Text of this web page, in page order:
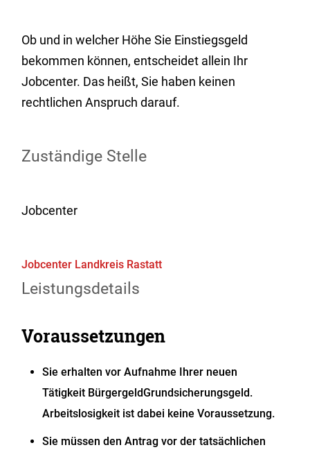
Ob und in welcher Höhe Sie Einstiegsgeld
bekommen können, entscheidet allein Ihr
Jobcenter. Das heißt, Sie haben keinen
rechtlichen Anspruch darauf.
Zuständige Stelle
Jobcenter
Jobcenter Landkreis Rastatt
Leistungsdetails
Voraussetzungen
Sie erhalten vor Aufnahme Ihrer neuen
Tätigkeit BürgergeldGrundsicherungsgeld.
Arbeitslosigkeit ist dabei keine Voraussetzung.
Sie müssen den Antrag vor der tatsächlichen